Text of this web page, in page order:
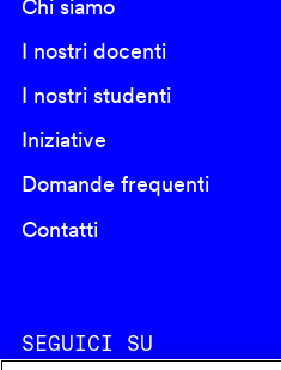
Chi siamo
I nostri docenti
I nostri studenti
Iniziative
Domande frequenti
Contatti
SEGUICI SU